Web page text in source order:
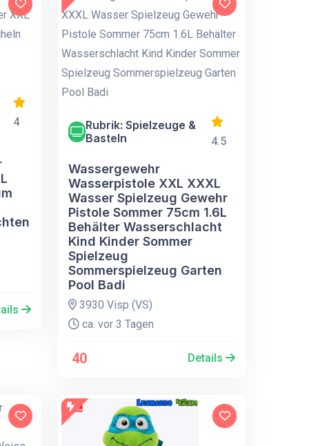
4
Rubrik: Spielzeuge &
Basteln
4.5
Wassergewehr
Wasserpistole XXL XXXL
Wasser Spielzeug Gewehr
Pistole Sommer 75cm 1.6L
Behälter Wasserschlacht
Kind Kinder Sommer
Spielzeug
Sommerspielzeug Garten
Pool Badi
3930 Visp (VS)
ca. vor 3 Tagen
40 Details